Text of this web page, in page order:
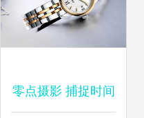
零点摄影 捕捉时间